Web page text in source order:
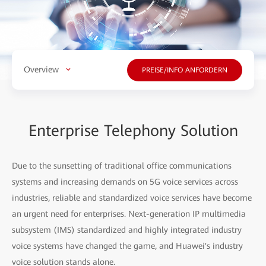
Overview PREISE/INFO ANFORDERN
Enterprise Telephony Solution
Due to the sunsetting of traditional office communications
systems and increasing demands on 5G voice services across
industries, reliable and standardized voice services have become
an urgent need for enterprises. Next-generation IP multimedia
subsystem (IMS) standardized and highly integrated industry
voice systems have changed the game, and Huawei's industry
voice solution stands alone.